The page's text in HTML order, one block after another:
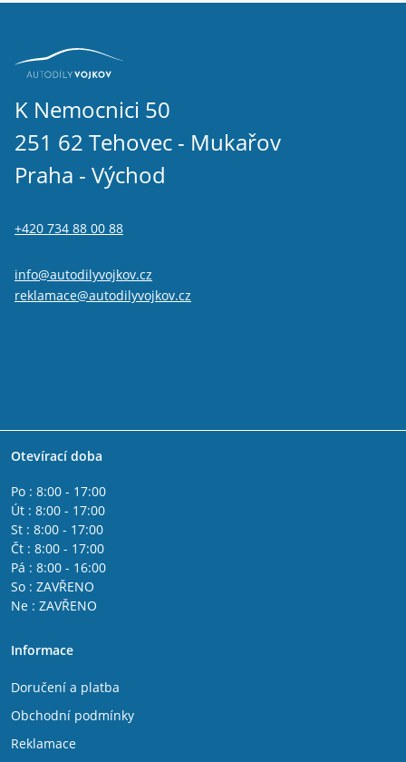
K Nemocnici 50
251 62 Tehovec - Mukařov
Praha - Východ
+420 734 88 00 88
info@autodilyvojkov.cz
reklamace@autodilyvojkov.cz
Otevírací doba
Po : 8:00 - 17:00
Út : 8:00 - 17:00
St : 8:00 - 17:00
Čt : 8:00 - 17:00
Pá : 8:00 - 16:00
So : ZAVŘENO
Ne : ZAVŘENO
Informace
Doručení a platba
Obchodní podmínky
Reklamace